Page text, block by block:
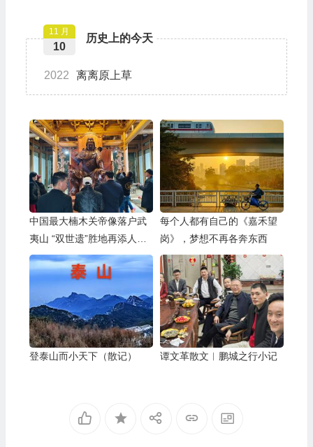
历史上的今天
11 月
10
2022 离离原上草
中国最大楠木关帝像落户武
夷山 “双世遗”胜地再添人文
新亮点
每个人都有自己的《嘉禾望
岗》，梦想不再各奔东西
登泰山而小天下（散记） 谭文革散文︱鹏城之行小记